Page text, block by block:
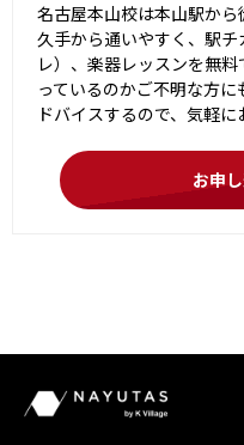
名古屋本山校は本山駅か
久手から通いやすく、駅
レ）、楽器レッスンを無
っているのかご不明な方
ドバイスするので、気軽に
お申